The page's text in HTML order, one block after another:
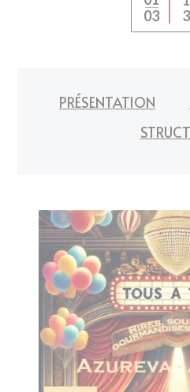
03
PRÉSENTATION